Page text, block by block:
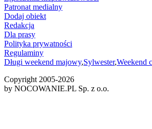
Patronat medialny
Dodaj obiekt
Redakcja
Dla prasy
Polityka prywatności
Regulaminy
Długi weekend majowy,Sylwester,Weekend
Copyright 2005-2026
by NOCOWANIE.PL Sp. z o.o.